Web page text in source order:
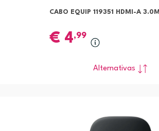
CABO EQUIP 119351 HDMI-A 3.0M
€ 4,99
Alternativas